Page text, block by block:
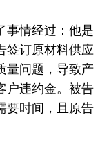
事情经过：他是
签订原材料供应
量问题，导致产
户违约金。被告
要时间，且原告